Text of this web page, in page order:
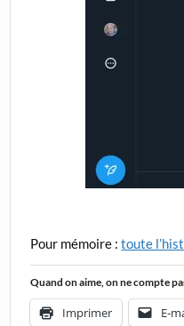
Pour mémoire : toute
Quand on aime, on ne compte
Imprimer E-